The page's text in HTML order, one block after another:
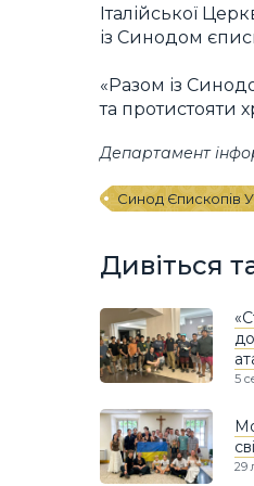
Італійської
із Синодом
«Разом із
та протистояти
Департамент
Синод Єпископів
Дивіться
5
29